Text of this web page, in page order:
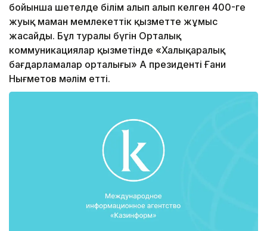
бойынша шетелде білім алып алып келген 400-ге
жуық маман мемлекеттік қызметте жұмыс
жасайды. Бұл туралы бүгін Орталық
коммуникациялар қызметінде «Халықаралық
бағдарламалар орталығы» АҚ президенті Ғани
Нығметов мәлім етті.